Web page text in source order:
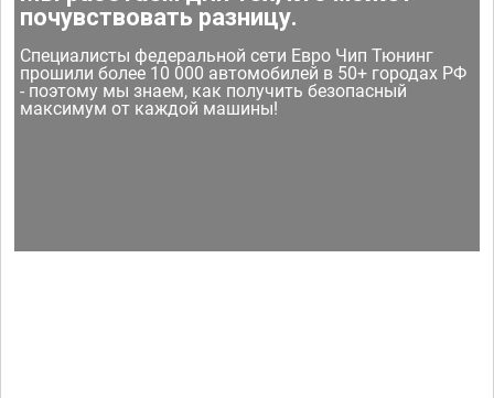
почувствовать разницу.
Специалисты федеральной сети Евро Чип Тюнинг
прошили более 10 000 автомобилей в 50+ городах РФ
- поэтому мы знаем, как получить безопасный
максимум от каждой машины!